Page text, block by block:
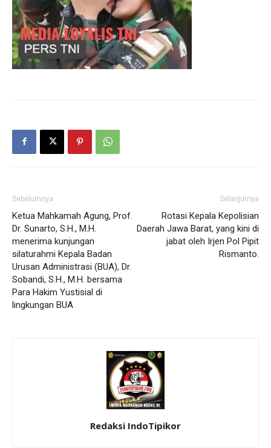
Sebelumnya
Ketua Mahkamah Agung, Prof.
Dr. Sunarto, S.H., M.H.
menerima kunjungan
silaturahmi Kepala Badan
Urusan Administrasi (BUA), Dr.
Sobandi, S.H., M.H. bersama
Para Hakim Yustisial di
lingkungan BUA
Selanjutnya
Rotasi Kepala Kepolisian
Daerah Jawa Barat, yang kini di
jabat oleh Irjen Pol Pipit
Rismanto.
Redaksi IndoTipikor